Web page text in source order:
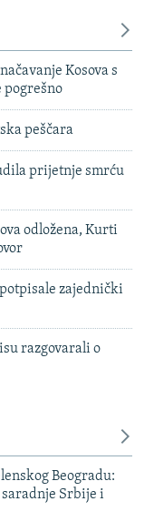
Kosova s
pogrešno
peščara
prijetnje smrću
odložena, Kurti
zajednički
razgovarali o
Beogradu:
Srbije i